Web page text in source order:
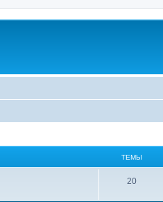
ТЕМЫ
20